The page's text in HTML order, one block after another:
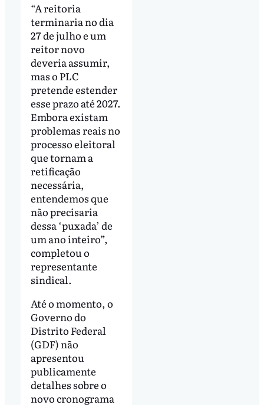
“A reitoria
terminaria no dia
27 de julho e um
reitor novo
deveria assumir,
mas o PLC
pretende estender
esse prazo até 2027.
Embora existam
problemas reais no
processo eleitoral
que tornam a
retificação
necessária,
entendemos que
não precisaria
dessa ‘puxada’ de
um ano inteiro”,
completou o
representante
sindical.
Até o momento, o
Governo do
Distrito Federal
(GDF) não
apresentou
publicamente
detalhes sobre o
novo cronograma